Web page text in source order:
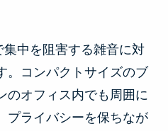
集中を阻害する雑音に対
。コンパクトサイズのブ
のオフィス内でも周囲に
プライバシーを保ちなが